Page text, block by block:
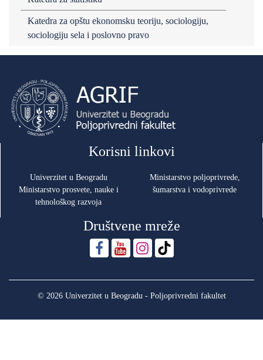
Katedra za opštu ekonomsku teoriju, sociologiju,
sociologiju sela i poslovno pravo
Korisni linkovi
Univerzitet u Beogradu
Ministarstvo prosvete, nauke i
tehnološkog razvoja
Ministarstvo poljoprivrede,
šumarstva i vodoprivrede
Društvene mreže
© 2026 Univerzitet u Beogradu - Poljoprivredni fakultet